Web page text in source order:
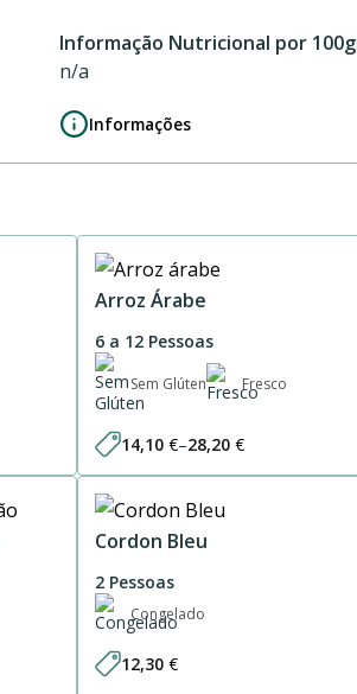
Informação Nutricional por
n/a
Informações
Arroz Árabe
6 a 12 Pessoas
Sem Glúten Fresco
14,10 €–28,20 €
Price
range:
through
28,20 €
Cordon Bleu
2 Pessoas
Congelado
12,30 €